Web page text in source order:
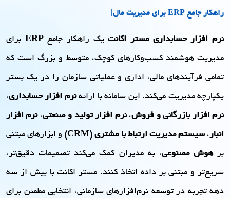
راهکار جامع ERP برای مدیریت مالی و عملیاتی سازمان
نرم افزار حسابداری مستر اکانتیک راهکار جامعERP برای
مدیریت هوشمند کسب‌وکارهای کوچک، متوسط و بزرگ است که
تمامی فرآیندهای مالی، اداری و عملیاتی سازمان را در یک بستر
یکپارچه مدیریت می‌کند. این سامانه با ارائهنرم افزار حسابداری،
نرم افزار بازرگانی و فروش،نرم افزار تولید و صنعتی،نرم افزار
انبار،سیستم مدیریت ارتباط با مشتری (CRM) و ابزارهای مبتنی
برهوش مصنوعی، به مدیران کمک می‌کند تصمیمات دقیق‌تر،
سریع‌تر و مبتنی بر داده اتخاذ کنند. مستر اکانت با بیش از سه
دهه تجربه در توسعه نرم‌افزارهای سازمانی، انتخابی مطمئن برای